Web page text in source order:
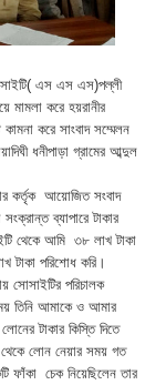
এস এস এস)পল্লী
মামলা করে হয়রানীর
করে সাংবাদ সম্মেলন
ধনীপাড়া গ্রামের আব্দুল
কর্তৃক আয়োজিত সংবাদ
ব্যাপারে টাকার
থেকে আমি ৩৮ লাখ টাকা
টাকা পরিশোধ করি।
সোসাইটির পরিচালক
তিনি আমাকে ও আমার
টাকার কিস্তি দিতে
লোন নেয়ার সময় গত
ফাঁকা চেক নিয়েছিলেন তার